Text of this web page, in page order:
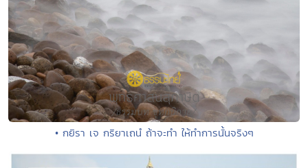
• กยิรา เจ กริยาเถนํ ถ้าจะทำ ให้ทำการนั้นจริงๆ